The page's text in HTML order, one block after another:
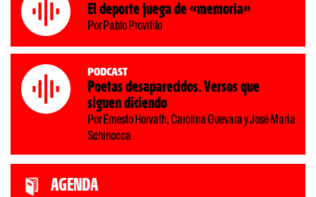
El deporte juega de «memoria»
Por Pablo Provitilo
Podcast
Poetas desaparecidos. Versos que
siguen diciendo
Por Ernesto Horvath, Carolina Guevara y José María
Schinocca
AGENDA